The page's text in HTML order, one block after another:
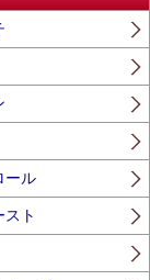
ール
スト